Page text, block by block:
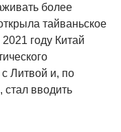
более
тайваньское
году Китай
Литвой и, по
вводить